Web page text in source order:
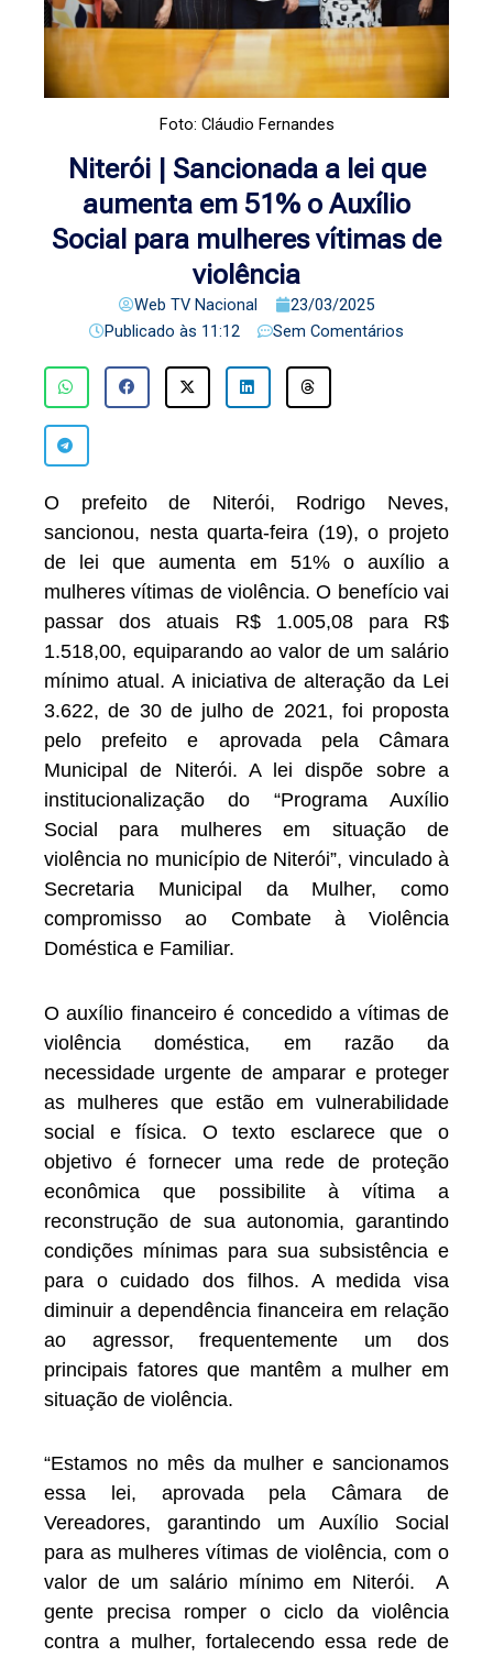
Foto: Cláudio Fernandes
Niterói | Sancionada a lei que
aumenta em 51% o Auxílio
Social para mulheres vítimas de
violência
Web TV Nacional
23/03/2025
Publicado às 11:12 Sem Comentários
O prefeito de Niterói, Rodrigo Neves,
sancionou, nesta quarta-feira (19), o projeto
de lei que aumenta em 51% o auxílio a
mulheres vítimas de violência. O benefício vai
passar dos atuais R$ 1.005,08 para R$
1.518,00, equiparando ao valor de um salário
mínimo atual. A iniciativa de alteração da Lei
3.622, de 30 de julho de 2021, foi proposta
pelo prefeito e aprovada pela Câmara
Municipal de Niterói. A lei dispõe sobre a
institucionalização do “Programa Auxílio
Social para mulheres em situação de
violência no município de Niterói”, vinculado à
Secretaria Municipal da Mulher, como
compromisso ao Combate à Violência
Doméstica e Familiar.
O auxílio financeiro é concedido a vítimas de
violência doméstica, em razão da
necessidade urgente de amparar e proteger
as mulheres que estão em vulnerabilidade
social e física. O texto esclarece que o
objetivo é fornecer uma rede de proteção
econômica que possibilite à vítima a
reconstrução de sua autonomia, garantindo
condições mínimas para sua subsistência e
para o cuidado dos filhos. A medida visa
diminuir a dependência financeira em relação
ao agressor, frequentemente um dos
principais fatores que mantêm a mulher em
situação de violência.
“Estamos no mês da mulher e sancionamos
essa lei, aprovada pela Câmara de
Vereadores, garantindo um Auxílio Social
para as mulheres vítimas de violência, com o
valor de um salário mínimo em Niterói. A
gente precisa romper o ciclo da violência
contra a mulher, fortalecendo essa rede de